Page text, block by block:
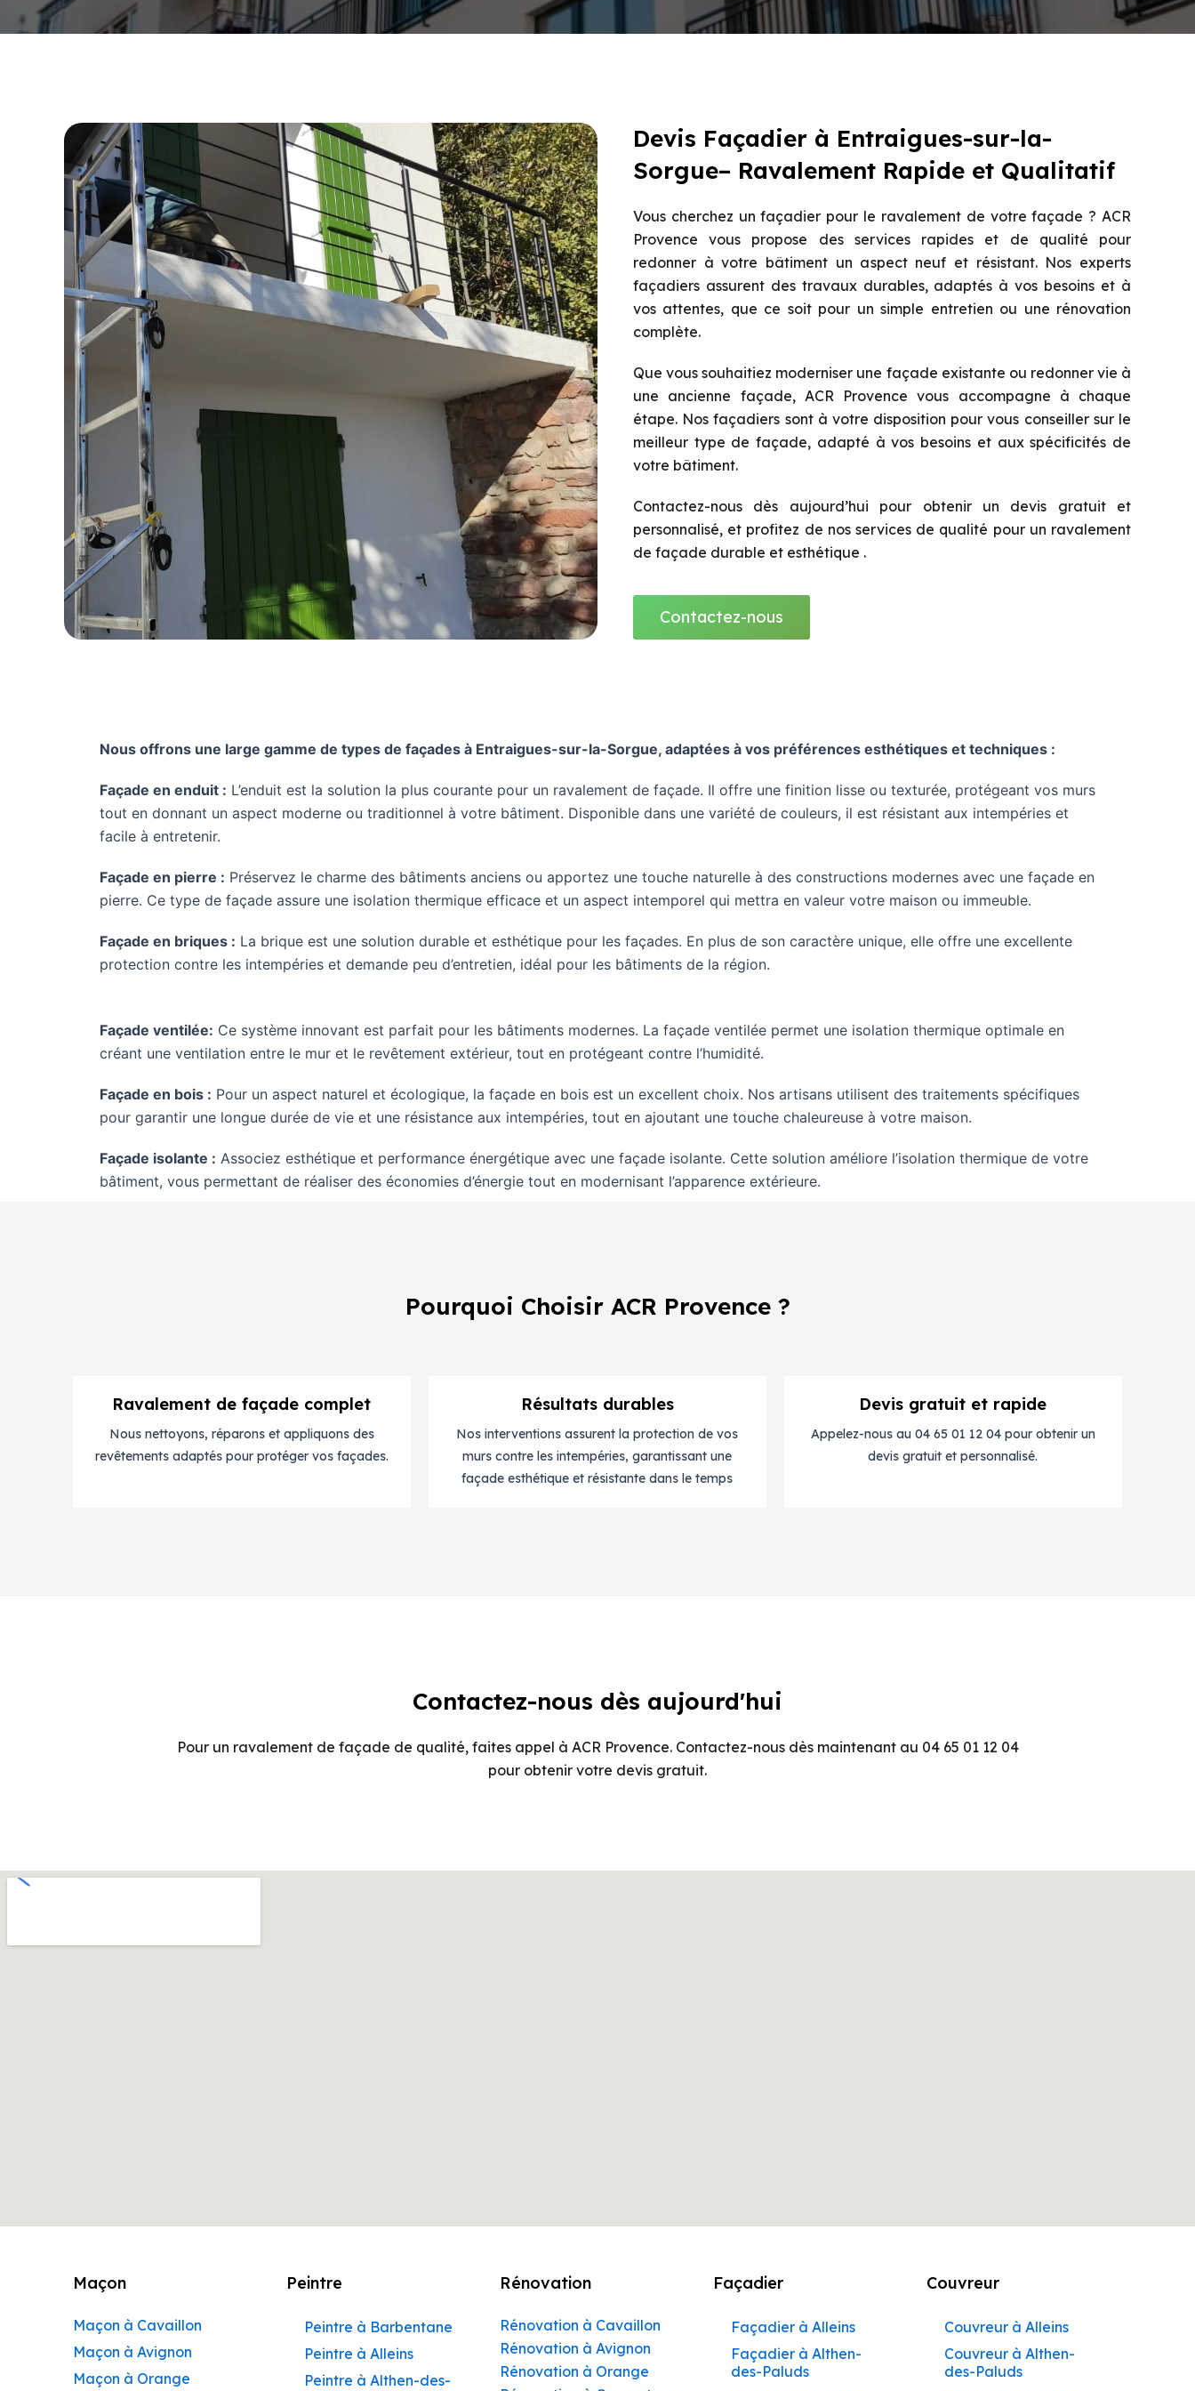
Devis Façadier à Entraigues-sur-la-
Sorgue– Ravalement Rapide et Qualitatif
Vous cherchez un façadier pour le ravalement de votre façade ? ACR
Provence vous propose des services rapides et de qualité pour
redonner à votre bâtiment un aspect neuf et résistant. Nos experts
façadiers assurent des travaux durables, adaptés à vos besoins et à
vos attentes, que ce soit pour un simple entretien ou une rénovation
complète.
Que vous souhaitiez moderniser une façade existante ou redonner vie à
une ancienne façade, ACR Provence vous accompagne à chaque
étape. Nos façadiers sont à votre disposition pour vous conseiller sur le
meilleur type de façade, adapté à vos besoins et aux spécificités de
votre bâtiment.
Contactez-nous dès aujourd’hui pour obtenir un devis gratuit et
personnalisé, et profitez de nos services de qualité pour un ravalement
de façade durable et esthétique .
Contactez-nous
Nous offrons une large gamme de types de façades à Entraigues-sur-la-Sorgue, adaptées à vos préférences esthétiques et techniques :
Façade en enduit : L’enduit est la solution la plus courante pour un ravalement de façade. Il offre une finition lisse ou texturée, protégeant vos murs
tout en donnant un aspect moderne ou traditionnel à votre bâtiment. Disponible dans une variété de couleurs, il est résistant aux intempéries et
facile à entretenir.
Façade en pierre : Préservez le charme des bâtiments anciens ou apportez une touche naturelle à des constructions modernes avec une façade en
pierre. Ce type de façade assure une isolation thermique efficace et un aspect intemporel qui mettra en valeur votre maison ou immeuble.
Façade en briques : La brique est une solution durable et esthétique pour les façades. En plus de son caractère unique, elle offre une excellente
protection contre les intempéries et demande peu d’entretien, idéal pour les bâtiments de la région.
Façade ventilée: Ce système innovant est parfait pour les bâtiments modernes. La façade ventilée permet une isolation thermique optimale en
créant une ventilation entre le mur et le revêtement extérieur, tout en protégeant contre l’humidité.
Façade en bois : Pour un aspect naturel et écologique, la façade en bois est un excellent choix. Nos artisans utilisent des traitements spécifiques
pour garantir une longue durée de vie et une résistance aux intempéries, tout en ajoutant une touche chaleureuse à votre maison.
Façade isolante : Associez esthétique et performance énergétique avec une façade isolante. Cette solution améliore l’isolation thermique de votre
bâtiment, vous permettant de réaliser des économies d’énergie tout en modernisant l’apparence extérieure.
Pourquoi Choisir ACR Provence ?
Ravalement de façade complet
Nous nettoyons, réparons et appliquons des
revêtements adaptés pour protéger vos façades.
Résultats durables
Nos interventions assurent la protection de vos
murs contre les intempéries, garantissant une
façade esthétique et résistante dans le temps
Devis gratuit et rapide
Appelez-nous au 04 65 01 12 04 pour obtenir un
devis gratuit et personnalisé.
Contactez-nous dès aujourd'hui
Pour un ravalement de façade de qualité, faites appel à ACR Provence. Contactez-nous dès maintenant au 04 65 01 12 04
pour obtenir votre devis gratuit.
Maçon
Maçon à Cavaillon
Maçon à Avignon
Maçon à Orange
Peintre
Peintre à Barbentane
Peintre à Alleins
Peintre à Althen-des-
Rénovation
Rénovation à Cavaillon
Rénovation à Avignon
Rénovation à Orange
Façadier
Façadier à Alleins
Façadier à Althen-
des-Paluds
Couvreur
Couvreur à Alleins
Couvreur à Althen-
des-Paluds